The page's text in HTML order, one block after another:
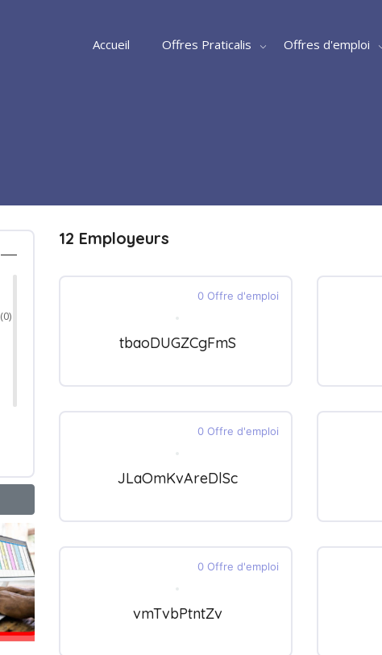
Accueil Offres Praticalis Offres d'emploi
12 Employeurs
0 Offre d'emploi
tbaoDUGZCgFmS
0 Offre d'emploi
JLaOmKvAreDlSc
0 Offre d'emploi
vmTvbPtntZv